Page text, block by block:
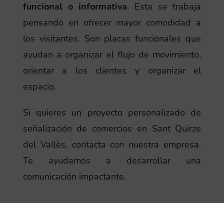
funcional o informativa. Esta se trabaja
pensando en ofrecer mayor comodidad a
los visitantes. Son placas funcionales que
ayudan a organizar el flujo de movimiento,
orientar a los clientes y organizar el
espacio.
Si quieres un proyecto personalizado de
señalización de comercios en Sant Quirze
del Vallès, contacta con nuestra empresa.
Te ayudamos a desarrollar una
comunicación impactante.